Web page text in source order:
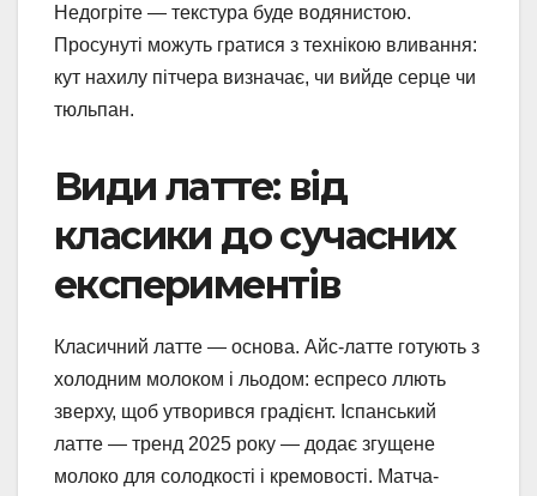
Недогріте — текстура буде водянистою.
Просунуті можуть гратися з технікою вливання:
кут нахилу пітчера визначає, чи вийде серце чи
тюльпан.
Види латте: від
класики до сучасних
експериментів
Класичний латте — основа. Айс-латте готують з
холодним молоком і льодом: еспресо ллють
зверху, щоб утворився градієнт. Іспанський
латте — тренд 2025 року — додає згущене
молоко для солодкості і кремовості. Матча-